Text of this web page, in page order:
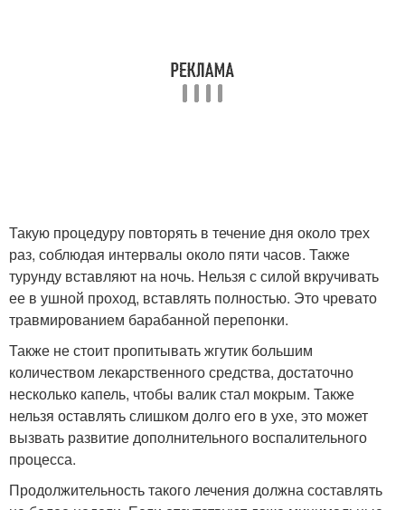
Такую процедуру повторять в течение дня около трех
раз, соблюдая интервалы около пяти часов. Также
турунду вставляют на ночь. Нельзя с силой вкручивать
ее в ушной проход, вставлять полностью. Это чревато
травмированием барабанной перепонки.
Также не стоит пропитывать жгутик большим
количеством лекарственного средства, достаточно
несколько капель, чтобы валик стал мокрым. Также
нельзя оставлять слишком долго его в ухе, это может
вызвать развитие дополнительного воспалительного
процесса.
Продолжительность такого лечения должна составлять